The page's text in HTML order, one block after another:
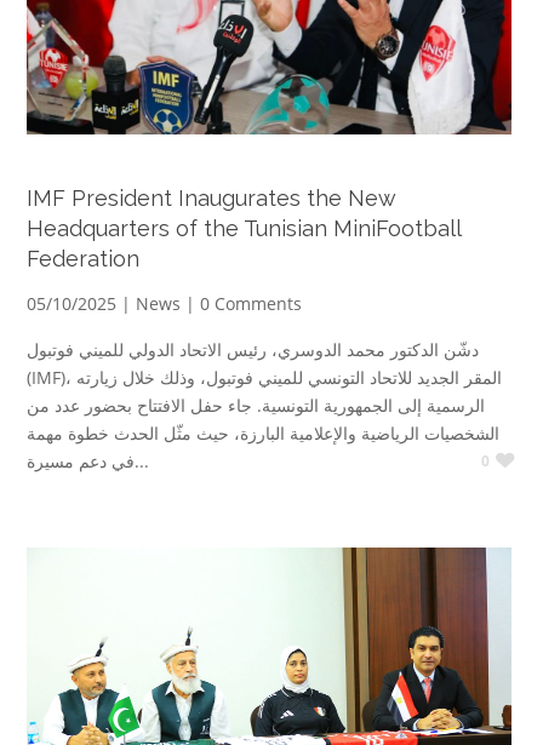
IMF President Inaugurates the New
Headquarters of the Tunisian MiniFootball
Federation
05/10/2025 | News | 0 Comments
دشّن الدكتور محمد الدوسري، رئيس الاتحاد الدولي للميني فوتبول
(IMF)، المقر الجديد للاتحاد التونسي للميني فوتبول، وذلك خلال زيارته
الرسمية إلى الجمهورية التونسية. جاء حفل الافتتاح بحضور عدد من
الشخصيات الرياضية والإعلامية البارزة، حيث مثّل الحدث خطوة مهمة
في دعم مسيرة...
0